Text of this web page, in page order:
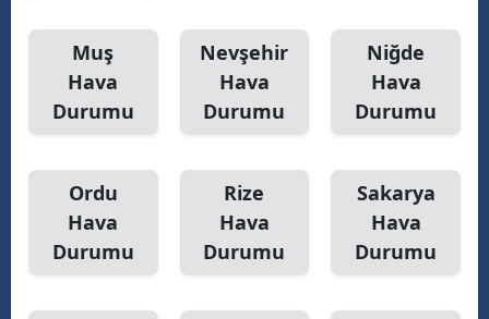
Muş
Hava
Durumu
Nevşehir
Hava
Durumu
Niğde
Hava
Durumu
Ordu
Hava
Durumu
Rize
Hava
Durumu
Sakarya
Hava
Durumu